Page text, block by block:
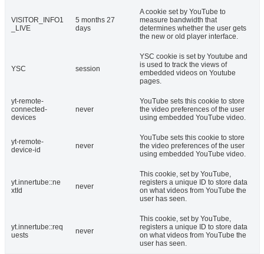
VISITOR_INFO1
_LIVE
5 months 27
days
A cookie set by YouTube to
measure bandwidth that
determines whether the user gets
the new or old player interface.
YSC session
YSC cookie is set by Youtube and
is used to track the views of
embedded videos on Youtube
pages.
yt-remote-
connected-
devices
never
YouTube sets this cookie to store
the video preferences of the user
using embedded YouTube video.
yt-remote-
device-id
never
YouTube sets this cookie to store
the video preferences of the user
using embedded YouTube video.
yt.innertube::ne
xtId
never
This cookie, set by YouTube,
registers a unique ID to store data
on what videos from YouTube the
user has seen.
yt.innertube::req
uests
never
This cookie, set by YouTube,
registers a unique ID to store data
on what videos from YouTube the
user has seen.